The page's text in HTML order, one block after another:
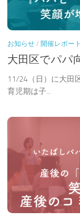
お知らせ/ 開催レポート
大田区でパパ
11/24（日）に大田
育児期は子...